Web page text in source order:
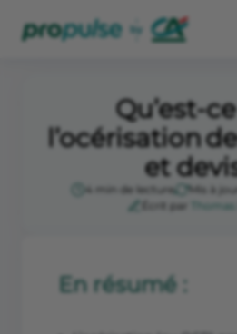
Qu’est-
l’océrisation
et
4 min de lecture
Mis à
Écrit par
En résumé :